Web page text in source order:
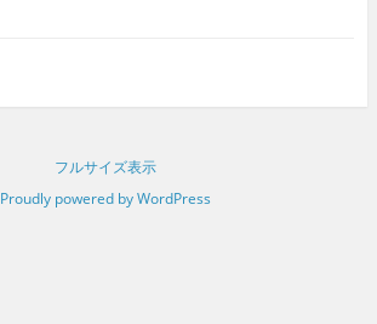
フルサイズ表示
Proudly powered by WordPress